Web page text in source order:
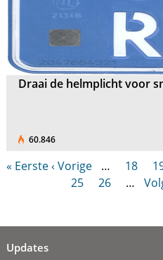
Draai de helmplicht voor
60.846
« Eerste‹ Vorige … 18
25
26 …
Updates